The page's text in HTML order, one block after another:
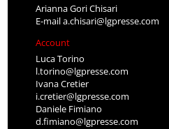
Arianna Gori Chisari
E-maila.chisari@lgpresse.com
Account
Luca Torino
l.torino@lgpresse.com
Ivana Cretier
i.cretier@lgpresse.com
Daniele Fimiano
d.fimiano@lgpresse.com